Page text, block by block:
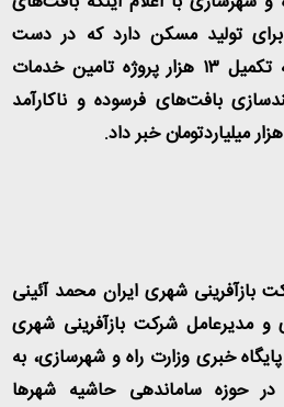
تولید مسکن دارد که در دست
بررسی است، از ارایه برنامه تکمیل ۱۳ هزار پروژه تامین خدمات
بافت‌های فرسوده و ناکارآمد
.
بازآفرینی شهری ایران محمد آئینی
و مدیرعامل شرکت بازآفرینی شهری
خبری وزارت راه و شهرسازی، به
حوزه ساماندهی حاشیه شهرها